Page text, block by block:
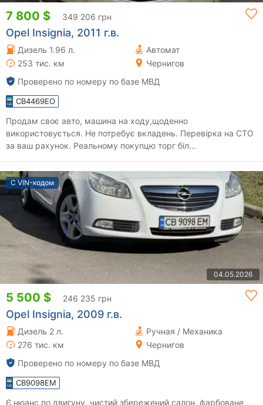
7 800 $ 349 206 грн
Opel Insignia, 2011 г.в.
Дизель 1.96 л.
Автомат
253 тис. км
Чернигов
Проверено по номеру по базе МВД
CB4469EO
Продам своє авто, машина на ходу,щоденно
використовується. Не потребує вкладень. Перевірка на СТО
за ваш рахунок. Реальному покупцю торг біл...
С VIN-кодом
04.05.2026
5 500 $ 246 235 грн
Opel Insignia, 2009 г.в.
Дизель 2 л.
Ручная / Механика
276 тис. км
Чернигов
Проверено по номеру по базе МВД
CB9098EM
Є нюанс по двигуну, чистий збережений салон, фарбоване